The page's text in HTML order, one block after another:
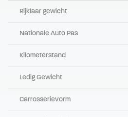
Rijklaar gewicht
Nationale Auto Pas
Kilometerstand
Ledig Gewicht
Carrosserievorm